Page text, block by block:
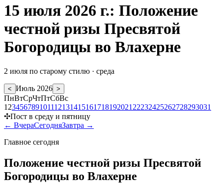
15 июля 2026 г.: Положение
честной ризы Пресвятой
Богородицы во Влахерне
2 июля по старому стилю · среда
< Июль 2026 >
ПнВтСрЧтПтСбВс
1 23456789101112131415161718192021 22232425262728293031
✣Пост в среду и пятницу
← ВчераСегодняЗавтра →
Главное сегодня
Положение честной ризы Пресвятой
Богородицы во Влахерне